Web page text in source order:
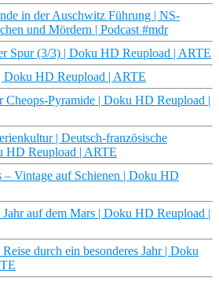
in der Auschwitz Führung | NS-
und Mördern | Podcast #mdr
Spur (3/3) | Doku HD Reupload | ARTE
HD Reupload | ARTE
Cheops-Pyramide | Doku HD Reupload |
| Deutsch-französische
HD Reupload | ARTE
– Vintage auf Schienen | Doku HD
Jahr auf dem Mars | Doku HD Reupload |
durch ein besonderes Jahr | Doku